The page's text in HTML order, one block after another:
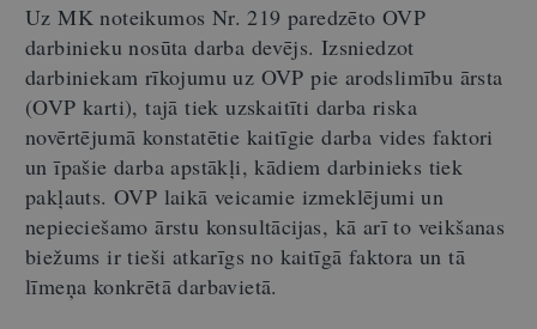
Uz MK noteikumos Nr. 219 paredzēto OVP
darbinieku nosūta darba devējs. Izsniedzot
darbiniekam rīkojumu uz OVP pie arodslimību ārsta
(OVP karti), tajā tiek uzskaitīti darba riska
novērtējumā konstatētie kaitīgie darba vides faktori
un īpašie darba apstākļi, kādiem darbinieks tiek
pakļauts. OVP laikā veicamie izmeklējumi un
nepieciešamo ārstu konsultācijas, kā arī to veikšanas
biežums ir tieši atkarīgs no kaitīgā faktora un tā
līmeņa konkrētā darbavietā.